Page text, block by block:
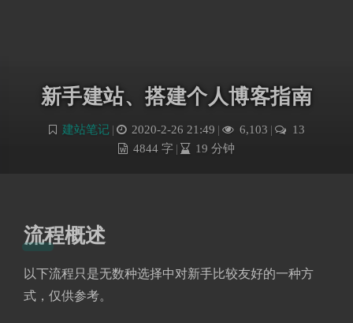
新手建站、搭建个人博客指南
建站笔记 | 2020-2-26 21:49 | 6,103 |
13
4844 字 | 19 分钟
流程概述
以下流程只是无数种选择中对新手比较友好的一种方
式，仅供参考。